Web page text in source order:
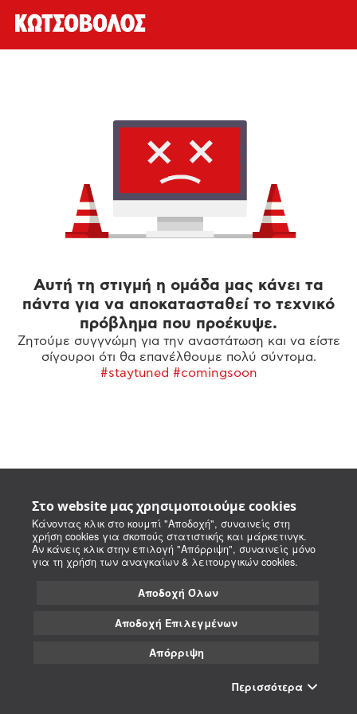
Στο website μας χρησιμοποιούμε cookies
Κάνοντας κλικ στο κουμπί "Αποδοχή", συναινείς στη
χρήση cookies για σκοπούς στατιστικής και μάρκετινγκ.
Αν κάνεις κλικ στην επιλογή "Απόρριψη", συναινείς μόνο
για τη χρήση των αναγκαίων & λειτουργικών cookies.
Αποδοχή Όλων
Αποδοχή Επιλεγμένων
Απόρριψη
Περισσότερα
Αυτή τη στιγμή η ομάδα μας κάνει τα
πάντα για να αποκατασταθεί το τεχνικό
πρόβλημα που προέκυψε.
Ζητούμε συγγνώμη για την αναστάτωση και να είστε
σίγουροι ότι θα επανέλθουμε πολύ σύντομα.
#staytuned #comingsoon